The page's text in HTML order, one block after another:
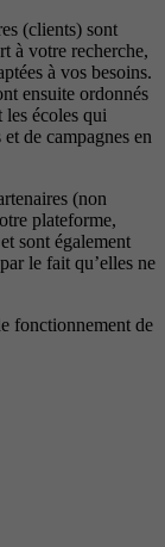
(clients) sont
à votre recherche,
à vos besoins.
ensuite ordonnés
écoles qui
de campagnes en
(non
plateforme,
sont également
le fait qu’elles ne
fonctionnement de